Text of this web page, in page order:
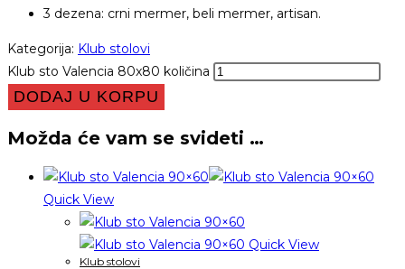
3 dezena: crni mermer, beli mermer, artisan.
Kategorija: Klub stolovi
Klub sto Valencia 80x80 količina
DODAJ U KORPU
Možda će vam se svideti …
Quick View
Quick View
Klub stolovi